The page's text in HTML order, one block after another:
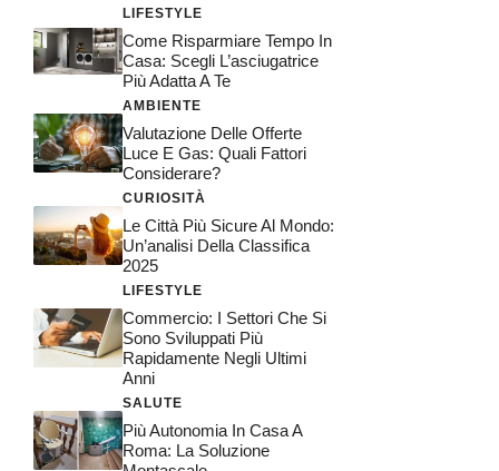
LIFESTYLE
Come Risparmiare Tempo In
Casa: Scegli L’asciugatrice
Più Adatta A Te
AMBIENTE
Valutazione Delle Offerte
Luce E Gas: Quali Fattori
Considerare?
CURIOSITÀ
Le Città Più Sicure Al Mondo:
Un’analisi Della Classifica
2025
LIFESTYLE
Commercio: I Settori Che Si
Sono Sviluppati Più
Rapidamente Negli Ultimi
Anni
SALUTE
Più Autonomia In Casa A
Roma: La Soluzione